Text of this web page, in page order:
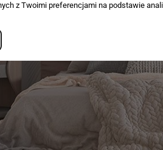
z Twoimi preferencjami na podstawie